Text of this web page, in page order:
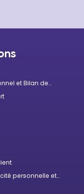
et Bilan de
personnelle et